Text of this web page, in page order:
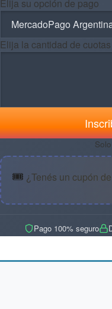
Elija su opción de pago
Elija la cantidad de cuotas
🎟️ ¿Tenés un cupón
Pago 100% seguro